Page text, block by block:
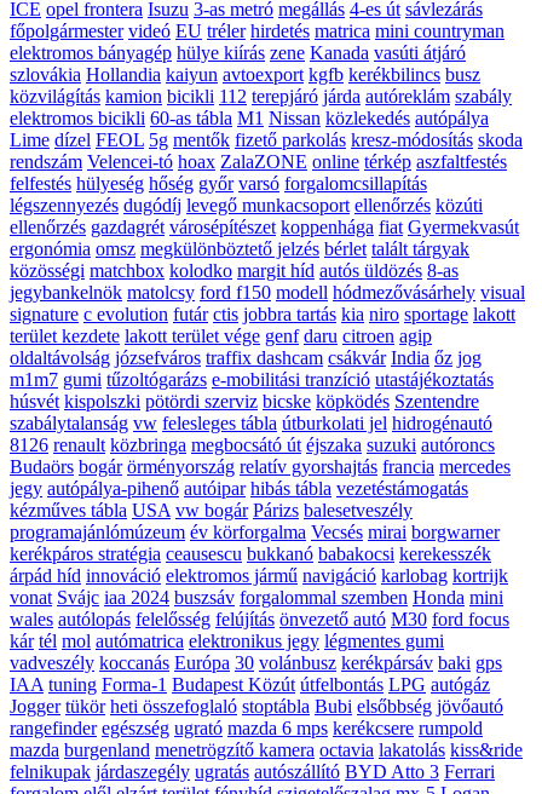
ICE opel frontera Isuzu 3-as metró megállás 4-es út sávlezárás
főpolgármester videó EU tréler hirdetés matrica mini countryman
elektromos bányagép hülye kiírás zene Kanada vasúti átjáró
szlovákia Hollandia kaiyun avtoexport kgfb kerékbilincs busz
közvilágítás kamion bicikli 112 terepjáró járda autóreklám szabály
elektromos bicikli 60-as tábla M1 Nissan közlekedés autópálya
Lime dízel FEOL 5g mentők fizető parkolás kresz-módosítás skoda
rendszám Velencei-tó hoax ZalaZONE online térkép aszfaltfestés
felfestés hülyeség hőség győr varsó forgalomcsillapítás
légszennyezés dugódíj levegő munkacsoport ellenőrzés közúti
ellenőrzés gazdagrét városépítészet koppenhága fiat Gyermekvasút
ergonómia omsz megkülönböztető jelzés bérlet talált tárgyak
közösségi matchbox kolodko margit híd autós üldözés 8-as
jegybankelnök matolcsy ford f150 modell hódmezővásárhely visual
signature c evolution futár ctis jobbra tartás kia niro sportage lakott
terület kezdete lakott terület vége genf daru citroen agip
oldaltávolság józsefváros traffix dashcam csákvár India őz jog
m1m7 gumi tűzoltógarázs e-mobilitási tranzíció utastájékoztatás
húsvét kispolszki pötördi szerviz bicske köpködés Szentendre
szabálytalanság vw felesleges tábla útburkolati jel hidrogénautó
8126 renault közbringa megbocsátó út éjszaka suzuki autóroncs
Budaörs bogár örményország relatív gyorshajtás francia mercedes
jegy autópálya-pihenő autóipar hibás tábla vezetéstámogatás
kézműves tábla USA vw bogár Párizs balesetveszély
programajánlómúzeum év körforgalma Vecsés mirai borgwarner
kerékpáros stratégia ceausescu bukkanó babakocsi kerekesszék
árpád híd innováció elektromos jármű navigáció karlobag kortrijk
vonat Svájc iaa 2024 buszsáv forgalommal szemben Honda mini
wales autólopás felelősség felújítás önvezető autó M30 ford focus
kár tél mol autómatrica elektronikus jegy légmentes gumi
vadveszély koccanás Európa 30 volánbusz kerékpársáv baki gps
IAA tuning Forma-1 Budapest Közút útfelbontás LPG autógáz
Jogger tükör heti összefoglaló stoptábla Bubi elsőbbség jövőautó
rangefinder egészség ugrató mazda 6 mps kerékcsere rumpold
mazda burgenland menetrögzítő kamera octavia lakatolás kiss&ride
felnikupak járdaszegély ugratás autószállító BYD Atto 3 Ferrari